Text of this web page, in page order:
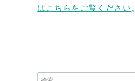
はこちらをご覧ください。